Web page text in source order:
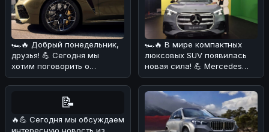
🏎🔥 Добрый понедельник,
друзья! 💪 Сегодня мы
хотим поговорить о
настоящей легенде среди
высокопрои
🏎🔥 В мире компактных
люксовых SUV появилась
новая сила! 💪 Mercedes
GLA нового поколения
выходит н
📝
🔥💪 Сегодня мы обсуждаем